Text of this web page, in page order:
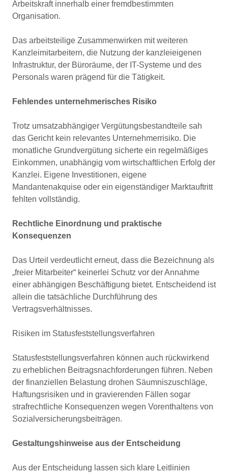
Arbeitskraft innerhalb einer fremdbestimmten
Organisation.
Das arbeitsteilige Zusammenwirken mit weiteren
Kanzleimitarbeitern, die Nutzung der kanzleieigenen
Infrastruktur, der Büroräume, der IT-Systeme und des
Personals waren prägend für die Tätigkeit.
Fehlendes unternehmerisches Risiko
Trotz umsatzabhängiger Vergütungsbestandteile sah
das Gericht kein relevantes Unternehmerrisiko. Die
monatliche Grundvergütung sicherte ein regelmäßiges
Einkommen, unabhängig vom wirtschaftlichen Erfolg der
Kanzlei. Eigene Investitionen, eigene
Mandantenakquise oder ein eigenständiger Marktauftritt
fehlten vollständig.
Rechtliche Einordnung und praktische
Konsequenzen
Das Urteil verdeutlicht erneut, dass die Bezeichnung als
„freier Mitarbeiter“ keinerlei Schutz vor der Annahme
einer abhängigen Beschäftigung bietet. Entscheidend ist
allein die tatsächliche Durchführung des
Vertragsverhältnisses.
Risiken im Statusfeststellungsverfahren
Statusfeststellungsverfahren können auch rückwirkend
zu erheblichen Beitragsnachforderungen führen. Neben
der finanziellen Belastung drohen Säumniszuschläge,
Haftungsrisiken und in gravierenden Fällen sogar
strafrechtliche Konsequenzen wegen Vorenthaltens von
Sozialversicherungsbeiträgen.
Gestaltungshinweise aus der Entscheidung
Aus der Entscheidung lassen sich klare Leitlinien